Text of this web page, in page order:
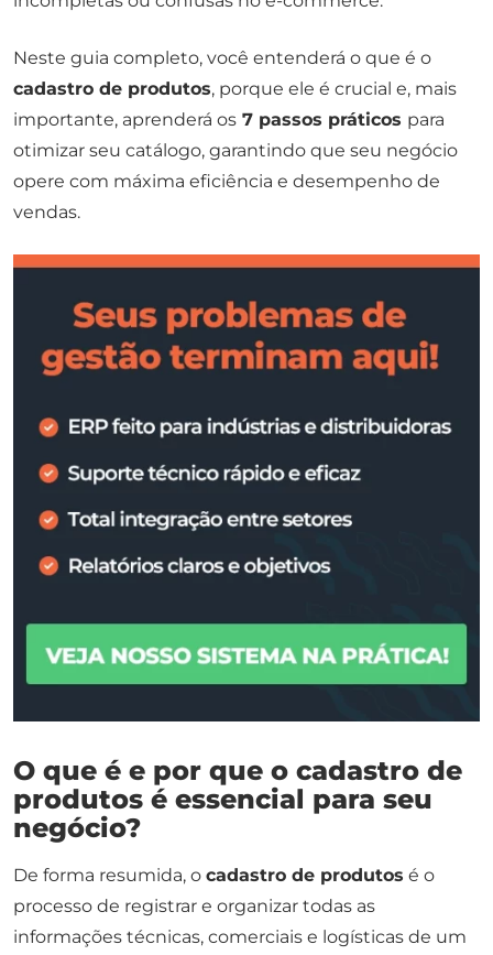
Neste guia completo, você entenderá o que é o
cadastro de produtos, porque ele é crucial e, mais
importante, aprenderá os 7 passos práticos para
otimizar seu catálogo, garantindo que seu negócio
opere com máxima eficiência e desempenho de
vendas.
O que é e por que o cadastro de
produtos é essencial para seu
negócio?
De forma resumida, o cadastro de produtos é o
processo de registrar e organizar todas as
informações técnicas, comerciais e logísticas de um